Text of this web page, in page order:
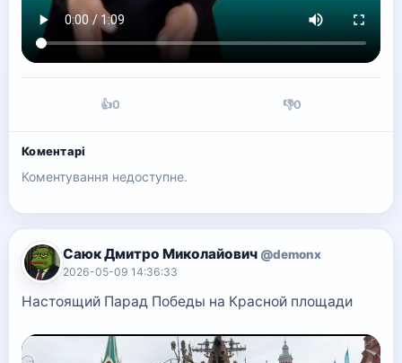
👍0 👎0
Коментарі
Коментування недоступне.
Саюк Дмитро Миколайович @demonx
2026-05-09 14:36:33
Настоящий Парад Победы на Красной площади